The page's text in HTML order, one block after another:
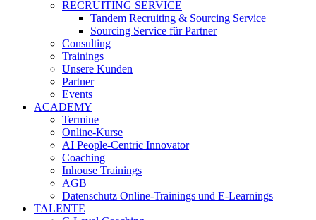
RECRUITING SERVICE
Tandem Recruiting & Sourcing Service
Sourcing Service für Partner
Consulting
Trainings
Unsere Kunden
Partner
Events
ACADEMY
Termine
Online-Kurse
AI People-Centric Innovator
Coaching
Inhouse Trainings
AGB
Datenschutz Online-Trainings und E-Learnings
TALENTE